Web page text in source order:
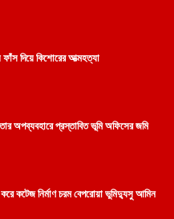
ফাঁস দিয়ে কিশোরের আত্মহত্যা
অপব্যবহারে প্রস্তাবিত ভূমি অফিসের জমি
কটেজ নির্মাণ চরম বেপরোয়া ভুমিদ্যুসু আমিন